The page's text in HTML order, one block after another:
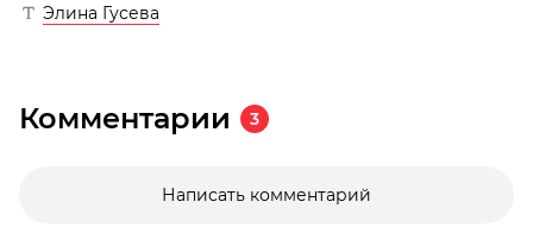
Элина Гусева
Комментарии 3
Написать комментарий